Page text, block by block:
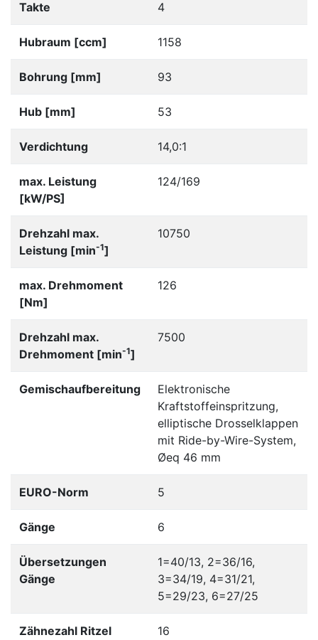
Takte 4
Hubraum [ccm] 1158
Bohrung [mm] 93
Hub [mm] 53
Verdichtung 14,0:1
max. Leistung
[kW/PS]
124/169
Drehzahl max.
Leistung [min-1]
10750
max. Drehmoment
[Nm]
126
Drehzahl max.
Drehmoment [min-1]
7500
Gemischaufbereitung
Elektronische
Kraftstoffeinspritzung,
elliptische Drosselklappen
mit Ride-by-Wire-System,
Øeq 46 mm
EURO-Norm 5
Gänge 6
Übersetzungen
Gänge
1=40/13, 2=36/16,
3=34/19, 4=31/21,
5=29/23, 6=27/25
Zähnezahl Ritzel 16